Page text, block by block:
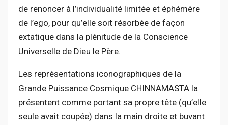
de renoncer à l’individualité limitée et éphémère
de l’ego, pour qu’elle soit résorbée de façon
extatique dans la plénitude de la Conscience
Universelle de Dieu le Père.
Les représentations iconographiques de la
Grande Puissance Cosmique CHINNAMASTA la
présentent comme portant sa propre tête (qu’elle
seule avait coupée) dans la main droite et buvant